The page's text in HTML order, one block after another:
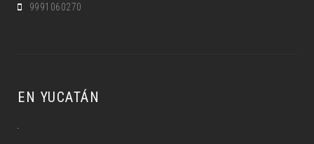
9991060270
EN YUCATÁN